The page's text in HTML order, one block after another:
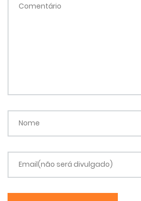
Comentário
Nome
Email(não será divulgado)